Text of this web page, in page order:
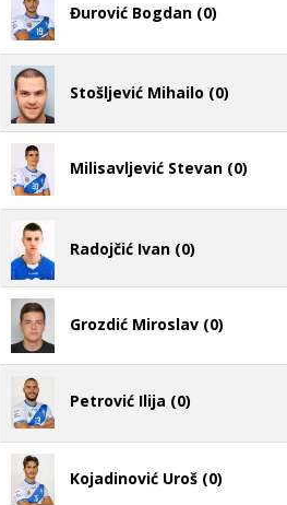
Đurović Bogdan (0)
Stošljević Mihailo (0)
Milisavljević Stevan (0)
Radojčić Ivan (0)
Grozdić Miroslav (0)
Petrović Ilija (0)
Kojadinović Uroš (0)